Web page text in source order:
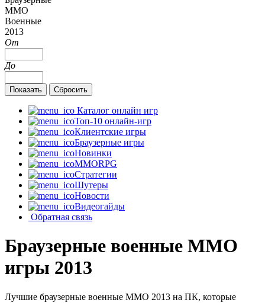
MMO
Военные
2013
От
До
Каталог онлайн игр
Топ-10 онлайн-игр
Клиентские игры
Браузерные игры
Новинки
MMORPG
Стратегии
Шутеры
Новости
Видеогайды
Обратная связь
Браузерные военные MMO
игры 2013
Лучшие браузерные военные MMO 2013 на ПК, которые